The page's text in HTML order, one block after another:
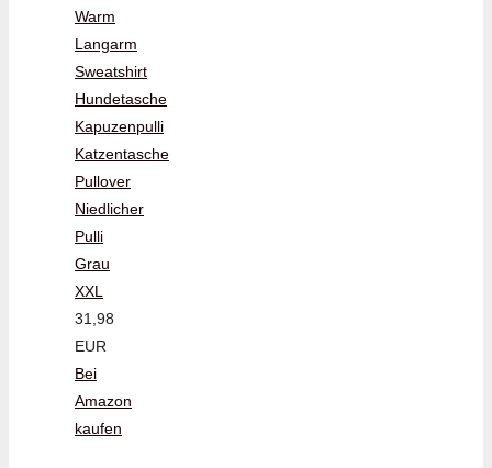
Warm
Langarm
Sweatshirt
Hundetasche
Kapuzenpulli
Katzentasche
Pullover
Niedlicher
Pulli
Grau
XXL
31,98
EUR
Bei
Amazon
kaufen